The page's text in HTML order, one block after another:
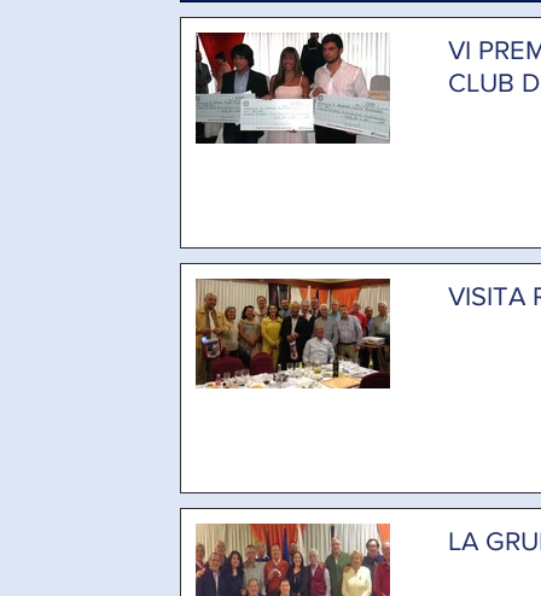
VI
CLUB
VISITA
LA